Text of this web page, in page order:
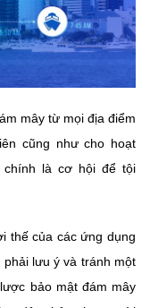
English
mây từ mọi địa điểm
cũng như cho hoạt
chính là cơ hội để tội
thế của các ứng dụng
lưu ý và tránh một
bảo mật đám mây